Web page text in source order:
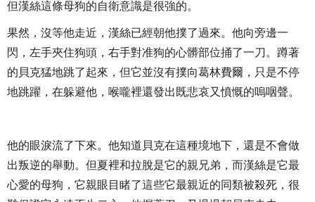
但漢絲這條母狗的自衛意識是很強的。
果然，沒等他走近，漢絲已經朝他撲了過來。他向旁邊一
閃，左手夾住狗頭，右手對准狗的心髒部位捅了一刀。蹲著
的貝克猛地跳了起來，但它並沒有撲向葛林費爾，只是不停
地跳躍，在躲避他，喉嚨裡還發出既悲哀又憤慨的嗚咽聲。
他的眼淚流了下來。他知道貝克在這種境地下，還是不會做
出叛逆的舉動。但夏裡和拉脫是它的親兄弟，而漢絲是它最
心愛的母狗，它親眼目睹了這些它最親近的同類被殺死，很